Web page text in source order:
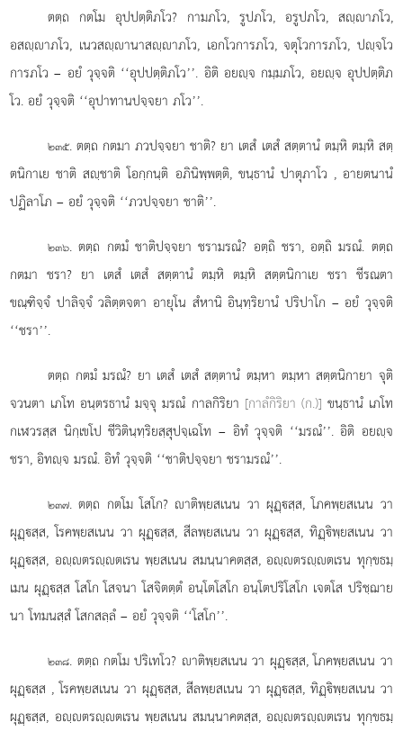
ตตฺถ กตโม อุปปตฺติภโว? กามภโว, รูปภโว, อรูปภโว, สฺาภโว,
อสฺาภโว, เนวสฺานาสฺาภโว, เอกโวการภโว, จตุโวการภโว, ปฺจโว
การภโว – อยํ วุจฺจติ ‘‘อุปปตฺติภโว’’. อิติ อยฺจ กมฺมภโว, อยฺจ อุปปตฺติภ
โว. อยํ วุจฺจติ ‘‘อุปาทานปจฺจยา ภโว’’.
๒๓๕. ตตฺถ กตมา ภวปจฺจยา ชาติ? ยา เตสํ เตสํ สตฺตานํ ตมฺหิ ตมฺหิ สตฺ
ตนิกาเย ชาติ สฺชาติ โอกฺกนฺติ อภินิพฺพตฺติ, ขนฺธานํ ปาตุภาโว , อายตนานํ
ปฏิลาโภ – อยํ วุจฺจติ ‘‘ภวปจฺจยา ชาติ’’.
๒๓๖. ตตฺถ กตมํ ชาติปจฺจยา ชรามรณํ? อตฺถิ ชรา, อตฺถิ มรณํ. ตตฺถ
กตมา ชรา? ยา เตสํ เตสํ สตฺตานํ ตมฺหิ ตมฺหิ สตฺตนิกาเย ชรา ชีรณตา
ขณฺฑิจฺจํ ปาลิจฺจํ วลิตฺตจตา อายุโน สํหานิ อินฺทฺริยานํ ปริปาโก – อยํ วุจฺจติ
‘‘ชรา’’.
ตตฺถ กตมํ มรณํ? ยา เตสํ เตสํ สตฺตานํ ตมฺหา ตมฺหา สตฺตนิกายา จุติ
จวนตา เภโท อนฺตรธานํ มจฺจุ มรณํ กาลกิริยา [กาลํกิริยา (ก.)] ขนฺธานํ เภโท
กเฬวรสฺส นิกฺเขโป ชีวิตินฺทฺริยสฺสุปจฺเฉโท – อิทํ วุจฺจติ ‘‘มรณํ’’. อิติ อยฺจ
ชรา, อิทฺจ มรณํ. อิทํ วุจฺจติ ‘‘ชาติปจฺจยา ชรามรณํ’’.
๒๓๗. ตตฺถ กตโม โสโก? าติพฺยสเนน วา ผุฏฺสฺส, โภคพฺยสเนน วา
ผุฏฺสฺส, โรคพฺยสเนน วา ผุฏฺสฺส, สีลพฺยสเนน วา ผุฏฺสฺส, ทิฏฺิพฺยสเนน วา
ผุฏฺสฺส, อฺตรฺตเรน พฺยสเนน สมนฺนาคตสฺส, อฺตรฺตเรน ทุกฺขธมฺ
เมน ผุฏฺสฺส โสโก โสจนา โสจิตตฺตํ อนฺโตโสโก อนฺโตปริโสโก เจตโส ปริชฺฌาย
นา โทมนสฺสํ โสกสลฺลํ – อยํ วุจฺจติ ‘‘โสโก’’.
๒๓๘. ตตฺถ กตโม ปริเทโว? าติพฺยสเนน วา ผุฏฺสฺส, โภคพฺยสเนน วา
ผุฏฺสฺส , โรคพฺยสเนน วา ผุฏฺสฺส, สีลพฺยสเนน วา ผุฏฺสฺส, ทิฏฺิพฺยสเนน วา
ผุฏฺสฺส, อฺตรฺตเรน พฺยสเนน สมนฺนาคตสฺส, อฺตรฺตเรน ทุกฺขธมฺ